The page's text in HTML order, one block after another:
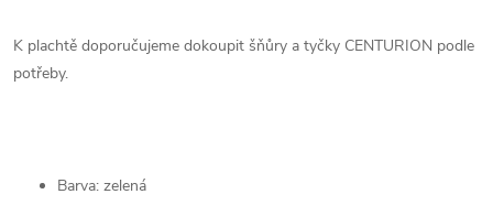
K plachtě doporučujeme dokoupit šňůry a tyčky CENTURION podle
potřeby.
Barva: zelená